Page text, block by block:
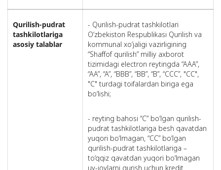
Qurilish-pudrat
tashkilotlariga
asosiy talablar
- Qurilish-pudrat tashkilotlari
O‘zbekiston Respublikasi Qurilish va
kommunal xo‘jaligi vazirligining
“Shaffof qurilish” milliy axborot
tizimidagi electron reytingda “AAA”,
“AA”, “A”, “BBB”, “BB”, “B”, “CCC”, "CC",
"C" turdagi toifalardan biriga ega
bo‘lishi;
- reyting bahosi “C” bo‘lgan qurilish-
pudrat tashkilotlariga besh qavatdan
yuqori bo‘lmagan, “CC” bo‘lgan
qurilish-pudrat tashkilotlariga –
to‘qqiz qavatdan yuqori bo‘lmagan
uy-joylarni qurish uchun kredit